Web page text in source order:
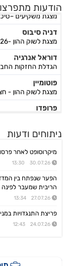
הודעות
מצגת משקיעים
מצגת לשוק ההון -H1-2026
דוראל אנרגיה
מצגת לשוק ההון - חציון 1 לשנת
הושלמה עסקת
אביב קבוצה
מינוי מנכ"ל - וקנין איתי -
סקודיקס
מכתב המנהל הכללי
מניבים ריט
ניתוחים ודעות
מיקרוסופט לאחר
30.07.26 13:30
הפער שנפתח בין
הריבית שמעבר לפינה
27.07.26 13:34
פריצת התנגדויות
24.07.26 12:43